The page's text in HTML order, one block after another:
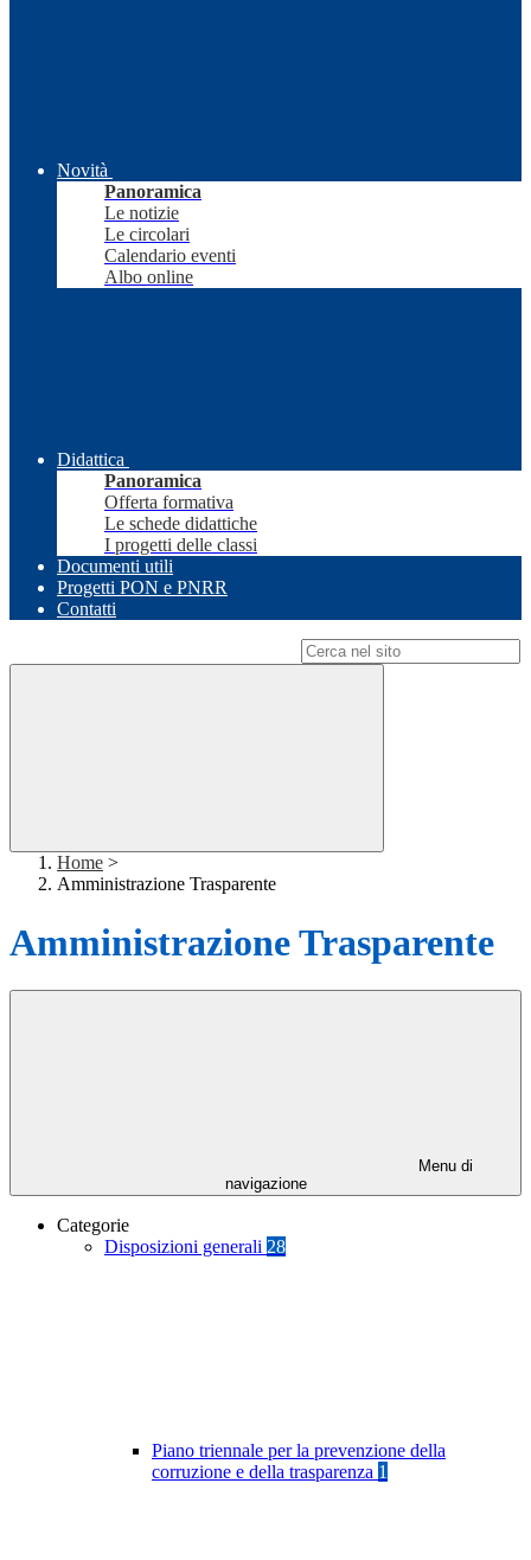
Novità
Panoramica
Le notizie
Le circolari
Calendario eventi
Albo online
Didattica
Panoramica
Offerta formativa
Le schede didattiche
I progetti delle classi
Documenti utili
Progetti PON e PNRR
Contatti
Home >
Amministrazione Trasparente
Amministrazione Trasparente
Menu di
navigazione
Categorie
Disposizioni generali 28
Piano triennale per la prevenzione della
corruzione e della trasparenza 1